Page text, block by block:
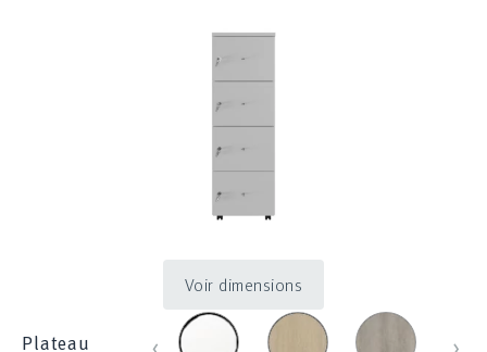
Voir dimensions
Plateau
blanc_100chene_431